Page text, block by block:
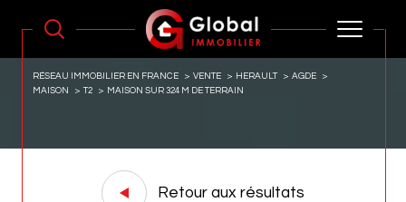
RÉSEAU IMMOBILIER EN FRANCE VENTE HERAULT
AGDE
MAISON
T2 MAISON SUR 324 M DE TERRAIN
Retour aux résultats